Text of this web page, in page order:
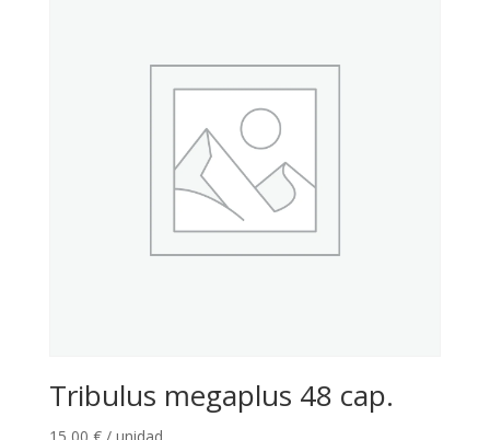
Tribulus megaplus 48 cap.
15,00 € / unidad